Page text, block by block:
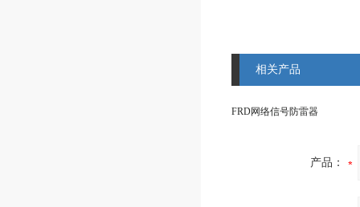
相关产品
FRD网络信号防雷器
产品：